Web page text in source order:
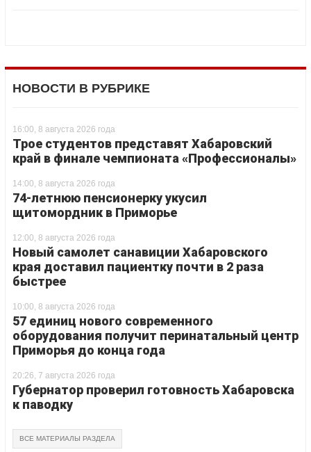
НОВОСТИ В РУБРИКЕ
16:00, 8 августа 2026 года
Трое студентов представят Хабаровский
край в финале чемпионата «Профессионалы»
14:00, 8 августа 2026 года
74-летнюю пенсионерку укусил
щитомордник в Приморье
12:00, 8 августа 2026 года
Новый самолет санавиции Хабаровского
края доставил пациентку почти в 2 раза
быстрее
10:00, 8 августа 2026 года
57 единиц нового современного
оборудования получит перинатальный центр
Приморья до конца года
20:26, 7 августа 2026 года
Губернатор проверил готовность Хабаровска
к паводку
ВСЕ МАТЕРИАЛЫ РАЗДЕЛА